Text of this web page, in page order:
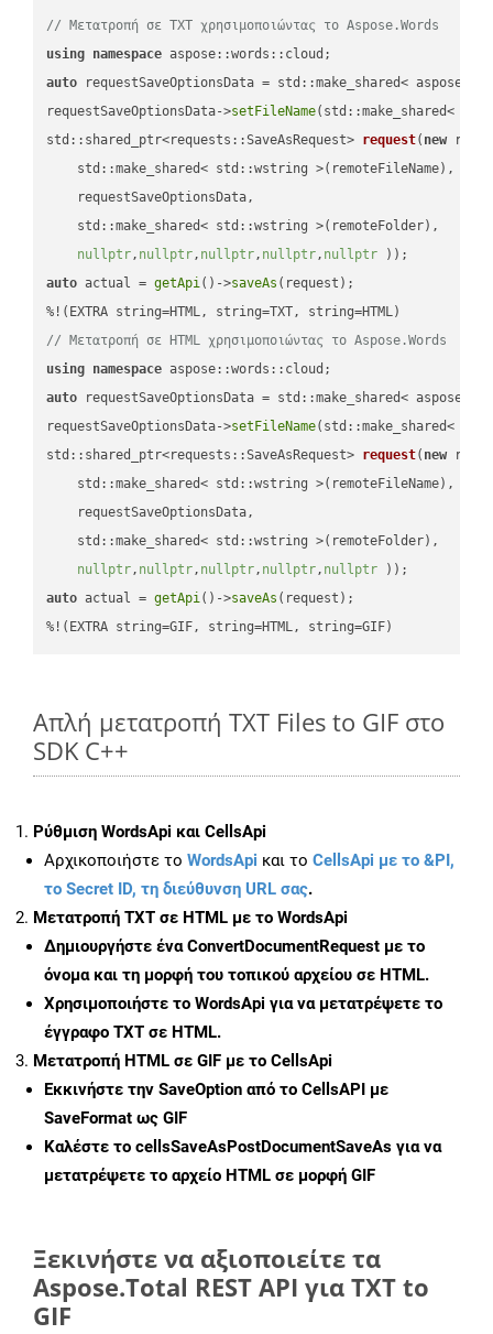
// Μετατροπή σε TXT χρησιμοποιώντας το Aspose.Words
using namespace
auto requestSaveOptionsData = std::make_shared<
requestSaveOptionsData->setFileName(std::make_shared<
std::shared_ptr<requests::SaveAsRequest> request( new
    std::make_shared< std::wstring >(remoteFileName),
    requestSaveOptionsData,
    std::make_shared< std::wstring >(remoteFolder),
nullptr, nullptr, nullptr, nullptr, nullptr ))
auto actual = getApi()->saveAs (request);
// Μετατροπή σε HTML χρησιμοποιώντας το Aspose.Words
using namespace
auto requestSaveOptionsData = std::make_shared<
requestSaveOptionsData->setFileName(std::make_shared<
std::shared_ptr<requests::SaveAsRequest> request( new
    std::make_shared< std::wstring >(remoteFileName),
    requestSaveOptionsData,
    std::make_shared< std::wstring >(remoteFolder),
nullptr, nullptr, nullptr, nullptr, nullptr ))
auto actual = getApi()->saveAs (request);
%!(EXTRA string=GIF, string=HTML, string=GIF)
Απλή μετατροπή TXT Files to GIF στο
SDK C++
Ρύθμιση WordsApi και CellsApi
Αρχικοποιήστε το WordsApi και το CellsApi με το &PI,
το Secret ID, τη διεύθυνση URL σας.
Μετατροπή TXT σε HTML με το WordsApi
Δημιουργήστε έναConvertDocumentRequest με το
όνομα και τη μορφή του τοπικού αρχείου σε HTML.
Χρησιμοποιήστε το WordsApi για να μετατρέψετε το
έγγραφο TXT σε HTML.
Μετατροπή HTML σε GIF με το CellsApi
Εκκινήστε την SaveOption από το CellsAPI με
SaveFormat ως GIF
Καλέστε το cellsSaveAsPostDocumentSaveAs για να
μετατρέψετε το αρχείο HTML σε μορφή GIF
Ξεκινήστε να αξιοποιείτε τα
Aspose.Total REST API για TXT to
GIF